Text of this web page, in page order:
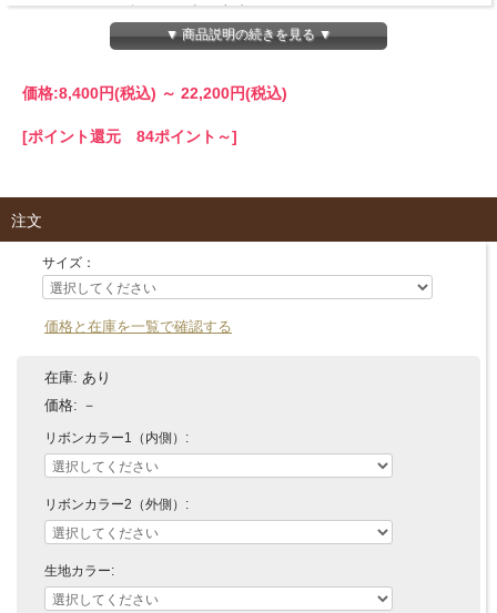
ンカラーを組み合わせる事が出来ます。
色の組み合わせは自由自在。
商品詳細
■商品名
ゲストタオル：30cm×30cm
ハンドタオル：50cm×100cm
バスタオル：70cm×140cm
■素材
コーマコットン100%
商品は、ベルギーの工房にて全て手作りで作られております。
完全オーダーメイド商品の為、お届けまで約5週間から6週間程お
商品のお届けにお時間が掛かる場合がございますこと、何卒ご理
解賜りますと幸いです。
▼ 商品説明の続きを見る ▼
価格:8,400円(税込) ～ 22,200円(税込)
[ポイント還元 84ポイント～]
注文
サイズ：
価格と在庫を一覧で確認する
在庫: あり
価格: －
リボンカラー1（内側）:
リボンカラー2（外側）:
生地カラー: